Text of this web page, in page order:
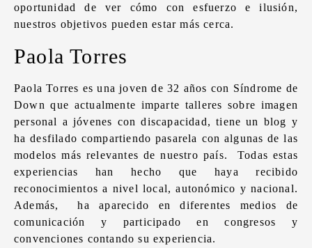
oportunidad de ver cómo con esfuerzo e ilusión,
nuestros objetivos pueden estar más cerca.
Paola Torres
Paola Torres es una joven de 32 años con Síndrome de
Down que actualmente imparte talleres sobre imagen
personal a jóvenes con discapacidad, tiene un blog y
ha desfilado compartiendo pasarela con algunas de las
modelos más relevantes de nuestro país. Todas estas
experiencias han hecho que haya recibido
reconocimientos a nivel local, autonómico y nacional.
Además, ha aparecido en diferentes medios de
comunicación y participado en congresos y
convenciones contando su experiencia.